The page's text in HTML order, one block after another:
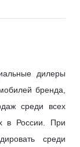
дилеры
бренда,
среди всех
в России. При
среди